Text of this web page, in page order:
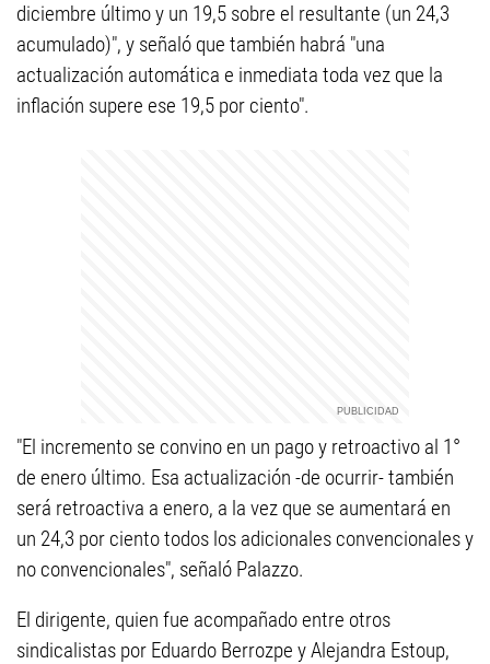
diciembre último y un 19,5 sobre el resultante (un 24,3
acumulado)", y señaló que también habrá "una
actualización automática e inmediata toda vez que la
inflación supere ese 19,5 por ciento".
"El incremento se convino en un pago y retroactivo al 1°
de enero último. Esa actualización -de ocurrir- también
será retroactiva a enero, a la vez que se aumentará en
un 24,3 por ciento todos los adicionales convencionales y
no convencionales", señaló Palazzo.
El dirigente, quien fue acompañado entre otros
sindicalistas por Eduardo Berrozpe y Alejandra Estoup,